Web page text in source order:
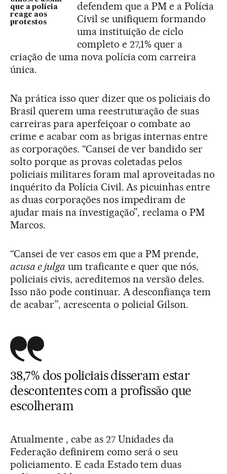
que a polícia
reage aos
protestos
defendem que a PM e a Polícia
Civil se unifiquem formando
uma instituição de ciclo
completo e 27,1% quer a
criação de uma nova polícia com carreira
única.
Na prática isso quer dizer que os policiais do
Brasil querem uma reestruturação de suas
carreiras para aperfeiçoar o combate ao
crime e acabar com as brigas internas entre
as corporações. “Cansei de ver bandido ser
solto porque as provas coletadas pelos
policiais militares foram mal aproveitadas no
inquérito da Polícia Civil. As picuinhas entre
as duas corporações nos impediram de
ajudar mais na investigação”, reclama o PM
Marcos.
“Cansei de ver casos em que a PM prende,
acusa e julga um traficante e quer que nós,
policiais civis, acreditemos na versão deles.
Isso não pode continuar. A desconfiança tem
de acabar”, acrescenta o policial Gilson.
38,7% dos policiais disseram estar
descontentes com a profissão que
escolheram
Atualmente , cabe as 27 Unidades da
Federação definirem como será o seu
policiamento. E cada Estado tem duas